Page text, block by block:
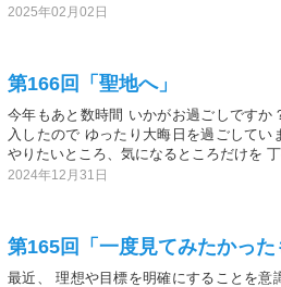
2025年02月02日
第166回「聖地へ」
今年もあと数時間 いかがお過ごしですか
入したので ゆったり大晦日を過ごして
やりたいところ、気になるところだけを 丁
2024年12月31日
第165回「一度見てみたかった
最近、 理想や目標を明確にすることを意